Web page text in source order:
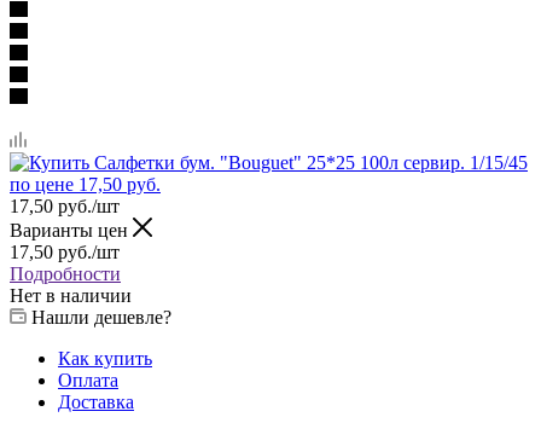
17,50 руб./шт
Варианты цен
17,50 руб./шт
Подробности
Нет в наличии
Нашли дешевле?
Как купить
Оплата
Доставка